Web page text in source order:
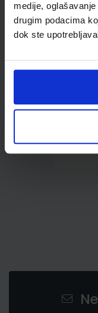
medije,
drugim podacima
dok ste